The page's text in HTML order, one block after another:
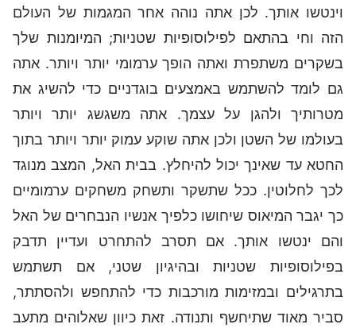
וינטשו אותך. לכן אתה נוהה אחר המגמות של העולם
הזה וחי בהתאם לפילוסופיות שטניות; המיומנות שלך
בשקרים משתפרת ואתה הופך ערמומי יותר ויותר. אתה
גם לומד להשתמש באמצעים בוגדניים כדי להשיג את
מטרותיך ולהגן על עצמך. אתה משגשג יותר ויותר
בעולמו של השטן ולכן אתה שוקע עמוק יותר ויותר בתוך
החטא עד שאינך יכול להיחלץ. בבית האל, המצב מנוגד
לכך לחלוטין. ככל שתשקר ותשחק משחקים ערמומיים
כך יגבר המיאוס שיחושו כלפיך אנשיו הנבחרים של האל
והם ינטשו אותך. אם תסרב להתחרט ועדיין תדבק
בפילוסופיות שטניות ובהיגיון שטני, אם תשתמש
בתרגילים ובמזימות מורכבות כדי להתחפש ולהסתתר,
סביר מאוד שתיחשף ותנודה. זאת כיוון שאלוהים מתעב